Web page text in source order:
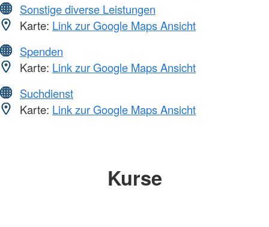
Sonstige diverse Leistungen
Karte: Link zur Google Maps Ansicht
Spenden
Karte: Link zur Google Maps Ansicht
Suchdienst
Karte: Link zur Google Maps Ansicht
Kurse